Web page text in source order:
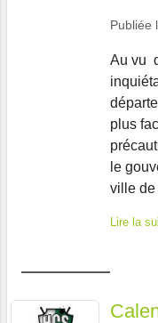
Publiée
Au vu
plus
le
ville de
Lire la